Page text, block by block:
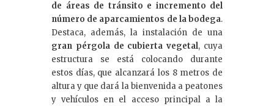
de áreas de tránsito e incremento del
número de aparcamientos de la bodega.
Destaca, además, la instalación de una
gran pérgola de cubierta vegetal, cuya
estructura se está colocando durante
estos días, que alcanzará los 8 metros de
altura y que dará la bienvenida a peatones
y vehículos en el acceso principal a la